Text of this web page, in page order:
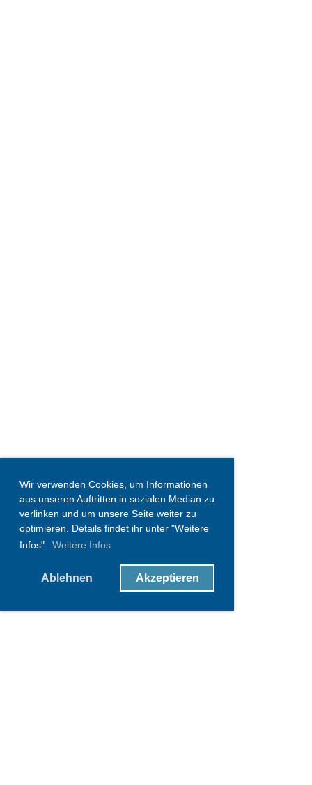
Wir verwenden Cookies, um Informationen
aus unseren Auftritten in sozialen Median zu
verlinken und um unsere Seite weiter zu
optimieren. Details findet ihr unter "Weitere
Infos". Weitere Infos
Ablehnen Akzeptieren